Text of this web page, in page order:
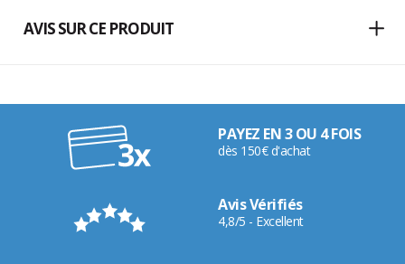
AVIS SUR CE PRODUIT
PAYEZ EN 3 OU 4 FOIS
dès 150€ d'achat
Avis Vérifiés
4,8/5 - Excellent